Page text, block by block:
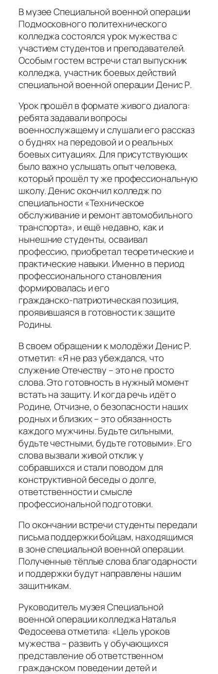
В музее Специальной военной операции
Подмосковного политехнического
колледжа состоялся урок мужества с
участием студентов и преподавателей.
Особым гостем встречи стал выпускник
колледжа, участник боевых действий
специальной военной операции Денис Р.
Урок прошёл в формате живого диалога:
ребята задавали вопросы
военнослужащему и слушали его рассказ
о буднях на передовой и о реальных
боевых ситуациях. Для присутствующих
было важно услышать опыт человека,
который прошёл ту же профессиональную
школу. Денис окончил колледж по
специальности «Техническое
обслуживание и ремонт автомобильного
транспорта», и ещё недавно, как и
нынешние студенты, осваивал
профессию, приобретал теоретические и
практические навыки. Именно в период
профессионального становления
формировалась и его
гражданско‑патриотическая позиция,
проявившаяся в готовности к защите
Родины.
В своем обращении к молодёжи Денис Р.
отметил: «Я не раз убеждался, что
служение Отечеству – это не просто
слова. Это готовность в нужный момент
встать на защиту. И когда речь идёт о
Родине, Отчизне, о безопасности наших
родных и близких – это обязанность
каждого мужчины. Будьте сильными,
будьте честными, будьте готовыми». Его
слова вызвали живой отклик у
собравшихся и стали поводом для
конструктивной беседы о долге,
ответственности и смысле
профессиональной подготовки.
По окончании встречи студенты передали
письма поддержки бойцам, находящимся
в зоне специальной военной операции.
Полученные тёплые слова благодарности
и поддержки будут направлены нашим
защитникам.
Руководитель музея Специальной
военной операции колледжа Наталья
Федосеева отметила: «Цель уроков
мужества – развить у обучающихся
представление об ответственном
гражданском поведении детей и